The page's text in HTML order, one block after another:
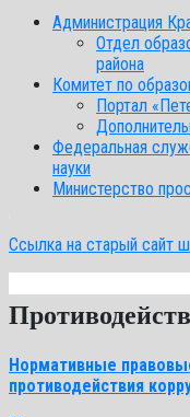
Администрация
Отдел
района
Комитет по
Портал
Федеральная
науки
Министерство
Ссылка на старый сайт
Нормативные
противодействия